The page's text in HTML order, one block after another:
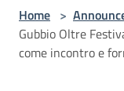
Home >
Gubbio Oltre
come incontro e